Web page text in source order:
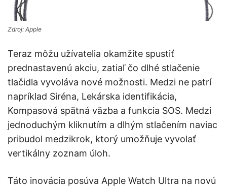
Zdroj: Apple
Teraz môžu užívatelia okamžite spustiť
prednastavenú akciu, zatiaľ čo dlhé stlačenie
tlačidla vyvoláva nové možnosti. Medzi ne patrí
napríklad Siréna, Lekárska identifikácia,
Kompasová spätná väzba a funkcia SOS. Medzi
jednoduchým kliknutím a dlhým stlačením naviac
pribudol medzikrok, ktorý umožňuje vyvolať
vertikálny zoznam úloh.
Táto inovácia posúva Apple Watch Ultra na novú